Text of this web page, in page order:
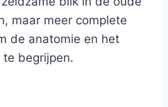
maar meer complete
de anatomie en het
begrijpen.